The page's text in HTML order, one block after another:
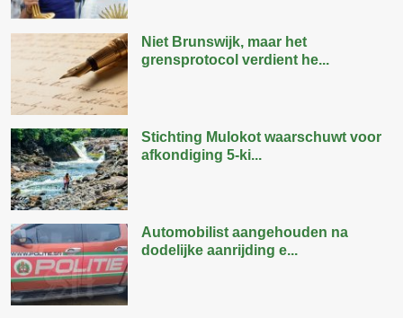
Niet Brunswijk, maar het
grensprotocol verdient he...
Stichting Mulokot waarschuwt voor
afkondiging 5-ki...
Automobilist aangehouden na
dodelijke aanrijding e...